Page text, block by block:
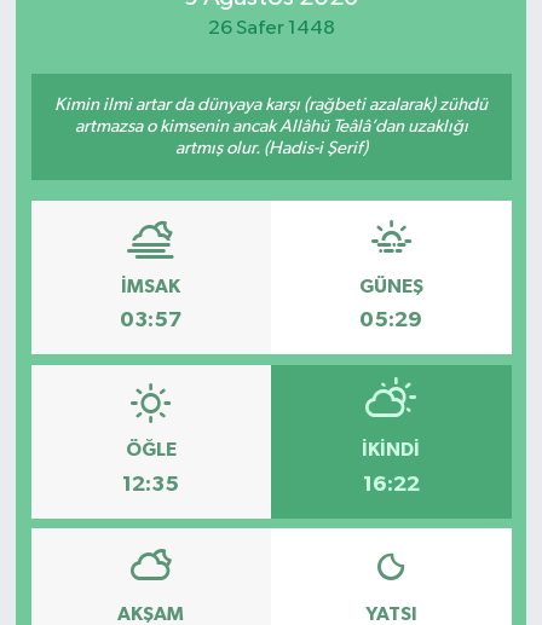
26 Safer 1448
Kimin ilmi artar da dünyaya karşı (rağbeti azalarak) zühdü
artmazsa o kimsenin ancak Allâhü Teâlâ’dan uzaklığı
artmış olur. (Hadis-i Şerif)
İMSAK
03:57
GÜNEŞ
05:29
ÖĞLE
12:35
İKINDI
16:22
AKŞAM YATSI